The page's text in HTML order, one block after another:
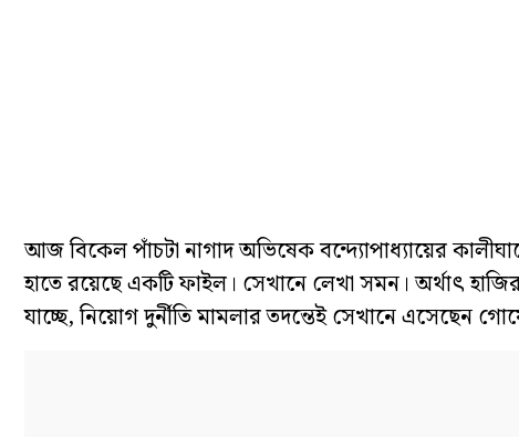
আজ বিকেল পাঁচটা নাগাদ অভিষেক বন্দ্যোপাধ্যায়ের
হাতে রয়েছে একটি ফাইল। সেখানে লেখা সমন। অর্থাৎ
যাচ্ছে, নিয়োগ দুর্নীতি মামলার তদন্তেই সেখানে এসেছেন